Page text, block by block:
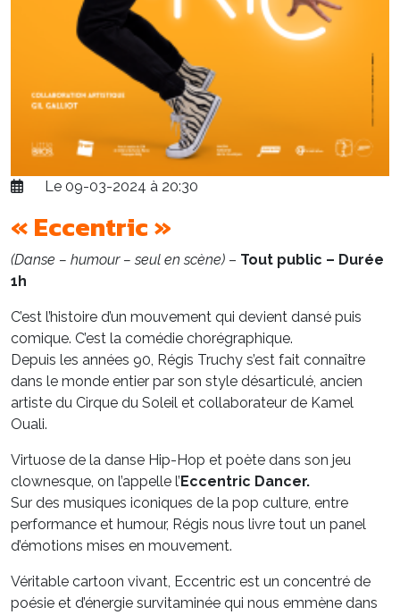
Le 09-03-2024 à 20:30
« Eccentric »
(Danse – humour – seul en scène) – Tout public – Durée
1h
C’est l’histoire d’un mouvement qui devient dansé puis
comique. C’est la comédie chorégraphique.
Depuis les années 90, Régis Truchy s’est fait connaître
dans le monde entier par son style désarticulé, ancien
artiste du Cirque du Soleil et collaborateur de Kamel
Ouali.
Virtuose de la danse Hip-Hop et poète dans son jeu
clownesque, on l’appelle l’ Eccentric Dancer.
Sur des musiques iconiques de la pop culture, entre
performance et humour, Régis nous livre tout un panel
d’émotions mises en mouvement.
Véritable cartoon vivant, Eccentric est un concentré de
poésie et d’énergie survitaminée qui nous emmène dans